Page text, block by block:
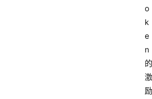
o
k
e
n
的
激
励